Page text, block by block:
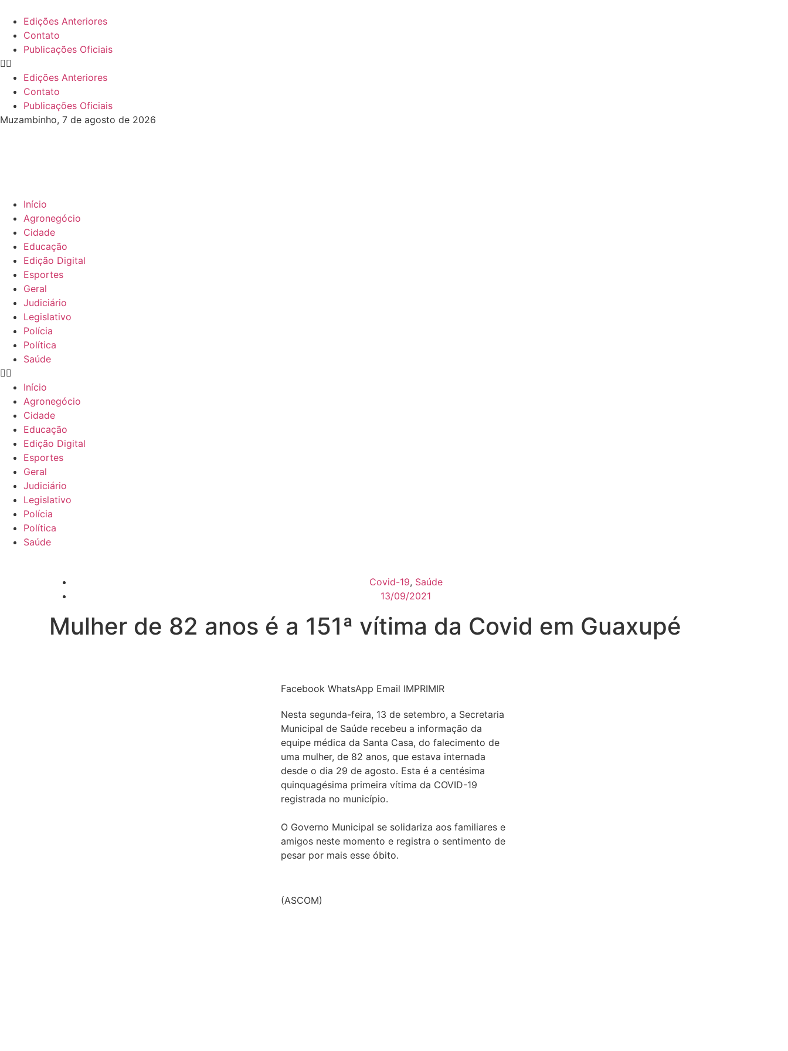
Edições Anteriores
Contato
Publicações Oficiais
Edições Anteriores
Contato
Publicações Oficiais
Muzambinho, 7 de agosto de 2026
Início
Agronegócio
Cidade
Educação
Edição Digital
Esportes
Geral
Judiciário
Legislativo
Polícia
Política
Saúde
Início
Agronegócio
Cidade
Educação
Edição Digital
Esportes
Geral
Judiciário
Legislativo
Polícia
Política
Saúde
Covid-19, Saúde
13/09/2021
Mulher de 82 anos é a 151ª vítima da Covid em Guaxupé
Facebook WhatsApp Email IMPRIMIR
Nesta segunda-feira, 13 de setembro, a Secretaria
Municipal de Saúde recebeu a informação da
equipe médica da Santa Casa, do falecimento de
uma mulher, de 82 anos, que estava internada
desde o dia 29 de agosto. Esta é a centésima
quinquagésima primeira vítima da COVID-19
registrada no município.
O Governo Municipal se solidariza aos familiares e
amigos neste momento e registra o sentimento de
pesar por mais esse óbito.
(ASCOM)